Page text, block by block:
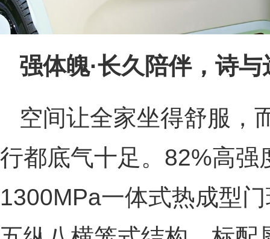
强体魄·长久陪伴，诗与
空间让全家坐得舒服，
行都底气十足。82%高强
1300MPa一体式热成型